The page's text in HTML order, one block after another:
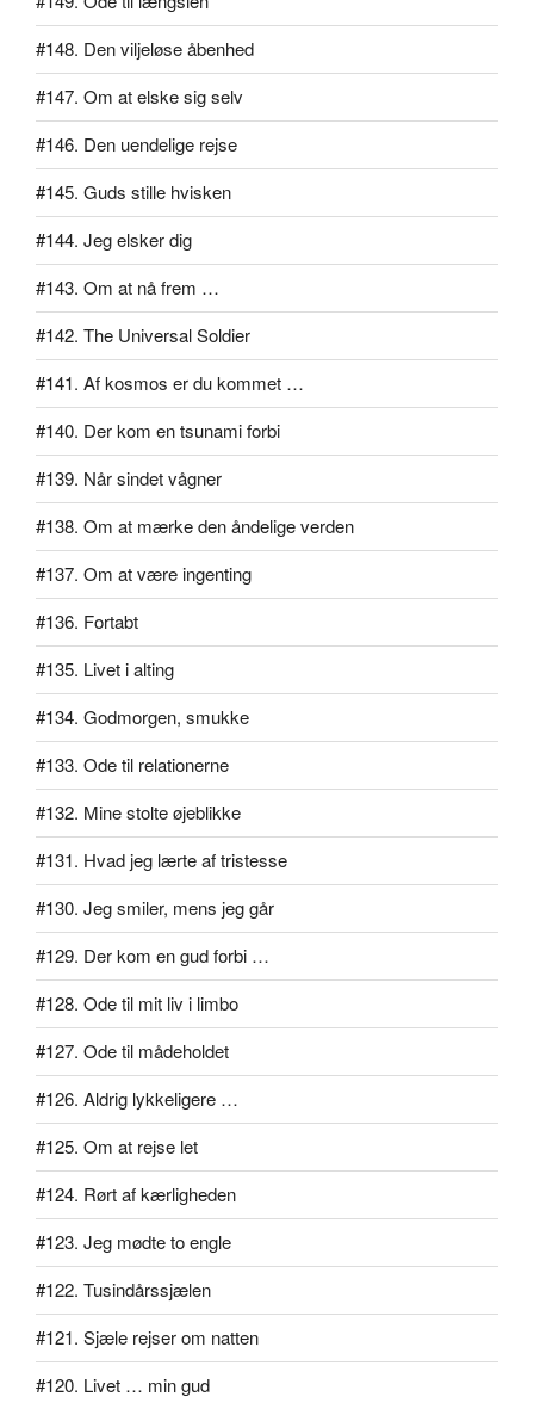
#148. Den viljeløse åbenhed
#147. Om at elske sig selv
#146. Den uendelige rejse
#145. Guds stille hvisken
#144. Jeg elsker dig
#143. Om at nå frem …
#142. The Universal Soldier
#141. Af kosmos er du kommet …
#140. Der kom en tsunami forbi
#139. Når sindet vågner
#138. Om at mærke den åndelige verden
#137. Om at være ingenting
#136. Fortabt
#135. Livet i alting
#134. Godmorgen, smukke
#133. Ode til relationerne
#132. Mine stolte øjeblikke
#131. Hvad jeg lærte af tristesse
#130. Jeg smiler, mens jeg går
#129. Der kom en gud forbi …
#128. Ode til mit liv i limbo
#127. Ode til mådeholdet
#126. Aldrig lykkeligere …
#125. Om at rejse let
#124. Rørt af kærligheden
#123. Jeg mødte to engle
#122. Tusindårssjælen
#121. Sjæle rejser om natten
#120. Livet … min gud